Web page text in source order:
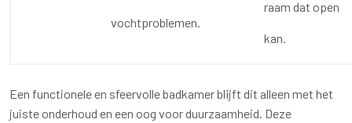
vochtproblemen.
raam dat open
kan.
Een functionele en sfeervolle badkamer blijft dit alleen met het
juiste onderhoud en een oog voor duurzaamheid. Deze